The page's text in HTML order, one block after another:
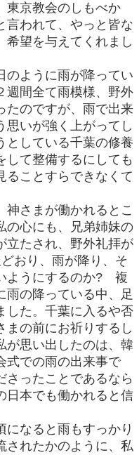
東京教会のしもべか
言われて、やっと皆な
希望を与えてくれまし
のように雨が降ってい
週間全て雨模様、野外
たのですが、雨で出来
思いが強く上がってし
としている千葉の修養
して整備するにしても
ることすらできなくて
神さまが働かれるとこ
の心にも、兄弟姉妹の
立たされ、野外礼拝が
おり、雨が降り、そ
ようにするのか? 複
雨の降っている中、足
した。千葉に入るや否
まの前にお祈りするし
が思い出したのは、韓
式での雨の出来事で
さったことであるなら
日本でも働かれると信
になると雨もすっかり
されたかのように、私